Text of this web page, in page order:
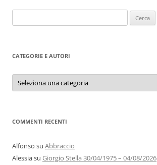
per:
CATEGORIE E AUTORI
Categorie
autori
COMMENTI RECENTI
Alfonso su Abbraccio
Alessiasu Giorgio Stella 30/04/1975 – 04/08/2026